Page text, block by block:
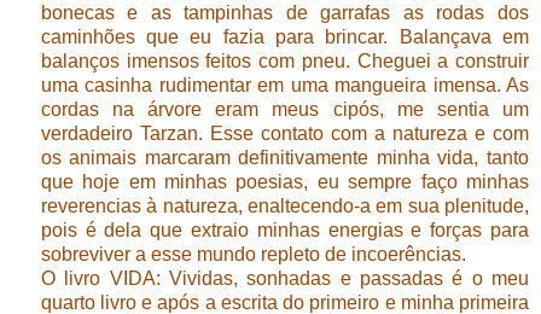
bonecas e as tampinhas de garrafas as rodas dos
caminhões que eu fazia para brincar. Balançava em
balanços imensos feitos com pneu. Cheguei a construir
uma casinha rudimentar em uma mangueira imensa. As
cordas na árvore eram meus cipós, me sentia um
verdadeiro Tarzan. Esse contato com a natureza e com
os animais marcaram definitivamente minha vida, tanto
que hoje em minhas poesias, eu sempre faço minhas
reverencias à natureza, enaltecendo-a em sua plenitude,
pois é dela que extraio minhas energias e forças para
sobreviver a esse mundo repleto de incoerências.
O livro VIDA: Vividas, sonhadas e passadas é o meu
quarto livro e após a escrita do primeiro e minha primeira